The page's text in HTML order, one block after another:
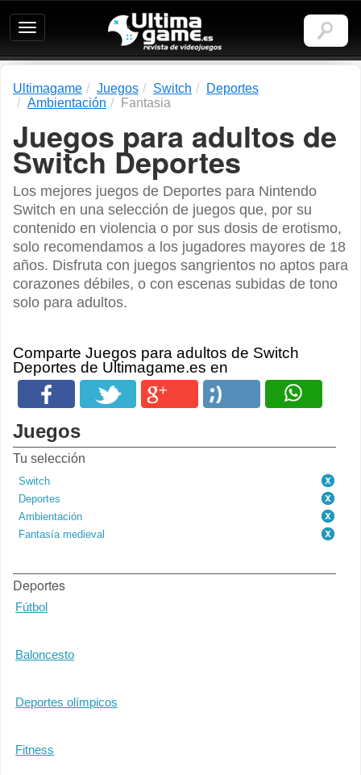
Ultimagame:
Revista
de
Ultimagame Juegos Switch
Deportes
Ambientación
Fantasia
Juegos para adultos de
Switch Deportes
Los mejores juegos de Deportes para Nintendo
Switch en una selección de juegos que, por su
contenido en violencia o por sus dosis de erotismo,
solo recomendamos a los jugadores mayores de 18
años. Disfruta con juegos sangrientos no aptos para
corazones débiles, o con escenas subidas de tono
solo para adultos.
Comparte Juegos para adultos de Switch
Deportes de Ultimagame.es en
Juegos
Tu selección
Switch
Deportes
Ambientación
Fantasía medieval
Deportes
Fútbol
Baloncesto
Deportes olímpicos
Fitness